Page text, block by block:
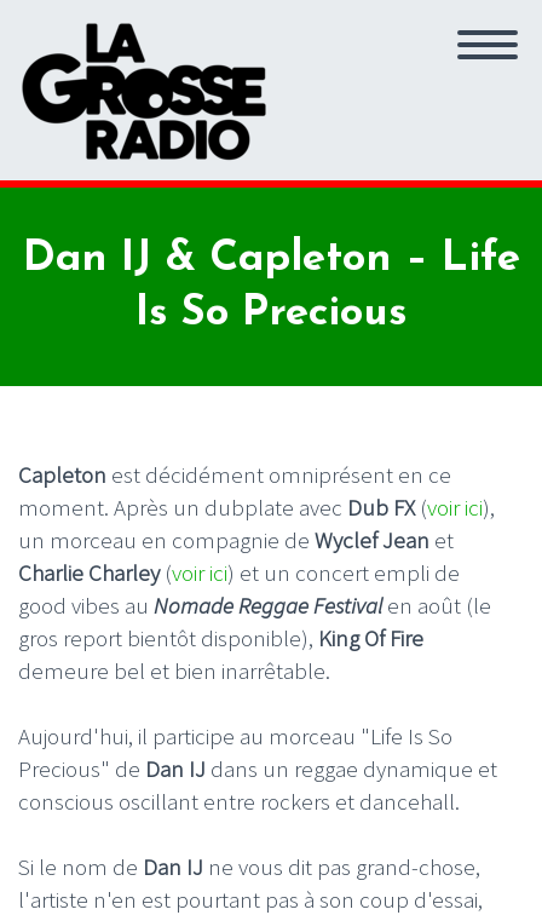
Dan IJ & Capleton – Life
Is So Precious
Capleton est décidément omniprésent en ce
moment. Après un dubplate avec Dub FX(voir ici),
un morceau en compagnie de Wyclef Jean et
Charlie Charley(voir ici) et un concert empli de
good vibes au Nomade Reggae Festivalen août (le
gros report bientôt disponible), King Of Fire
demeure bel et bien inarrêtable.
Aujourd'hui, il participe au morceau "Life Is So
Precious" de Dan IJ dans un reggae dynamique et
conscious oscillant entre rockers et dancehall.
Si le nom de Dan IJ ne vous dit pas grand-chose,
l'artiste n'en est pourtant pas à son coup d'essai,